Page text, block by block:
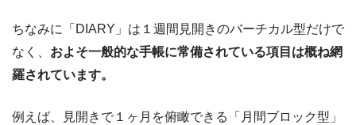
ちなみに「DIARY」は１週間見開きのバーチカル型だけで
なく、 およそ一般的な手帳に常備されている項目は概ね網
羅されています。
例えば、見開きで１ヶ月を俯瞰できる「月間ブロック型」